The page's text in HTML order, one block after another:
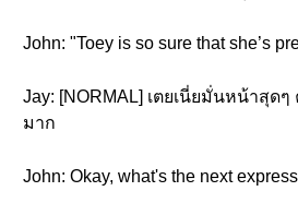
John: "Toey is so sure that she’s
Jay: [NORMAL] เตยเนี่ยมั่นหน้าสุดๆ
มาก
John: Okay, what's the next